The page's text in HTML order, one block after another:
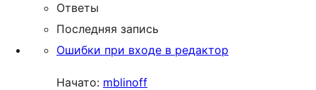
Ответы
Последняя запись
Ошибки при входе в редактор
Начато: mblinoff